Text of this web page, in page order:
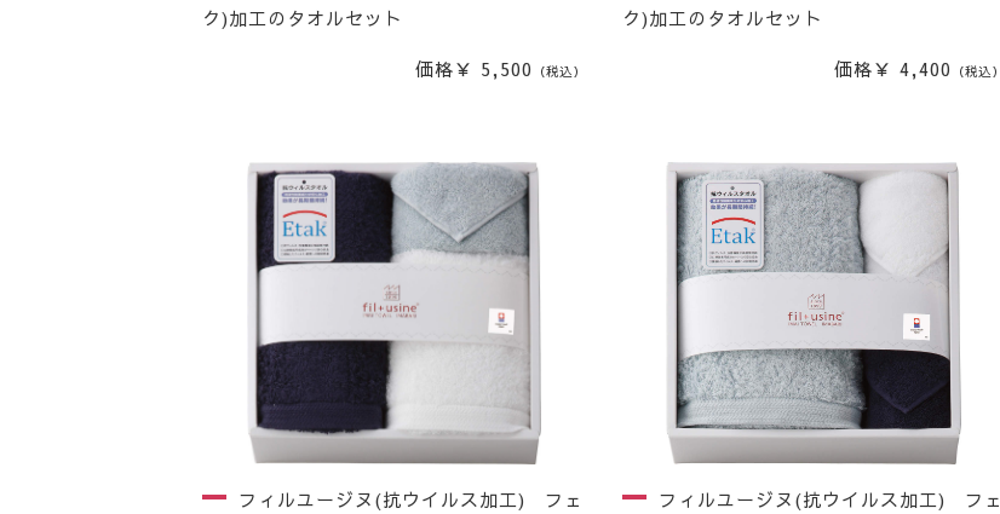
ク)加工のタオルセット
価格￥ 5,500 （税込）
ク)加工のタオルセット
価格￥ 4,400 （税込）
フィルユージヌ(抗ウイルス加工) フェ
フィルユージヌ(抗ウイルス加工) フェ